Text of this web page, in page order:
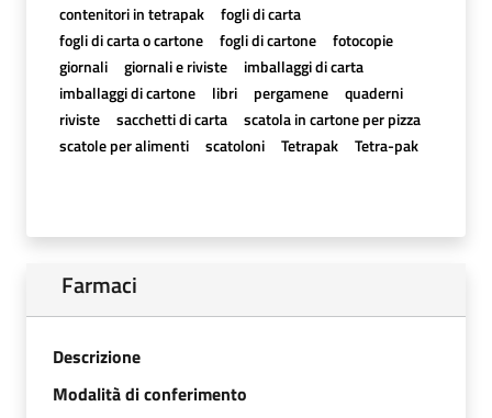
contenitori in tetrapak
fogli di carta
fogli di carta o cartone
fogli di cartone
fotocopie
giornali
giornali e riviste
imballaggi di carta
imballaggi di cartone
libri pergamene
quaderni
riviste
sacchetti di carta
scatola in cartone per pizza
scatole per alimenti
scatoloni Tetrapak Tetra-pak
Farmaci
Descrizione
Modalità di conferimento